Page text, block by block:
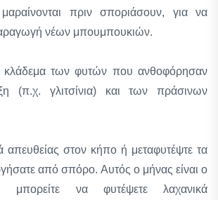
πριν σποριάσουν, για να
νέων μπουμπουκιών.
κλάδεμα των φυτών που ανθοφόρησαν
(π.χ. γλιτσίνια) και των πράσινων
απευθείας στον κήπο ή μεταφυτέψτε τα
από σπόρο. Αυτός ο μήνας είναι ο
μπορείτε να φυτέψετε λαχανικά